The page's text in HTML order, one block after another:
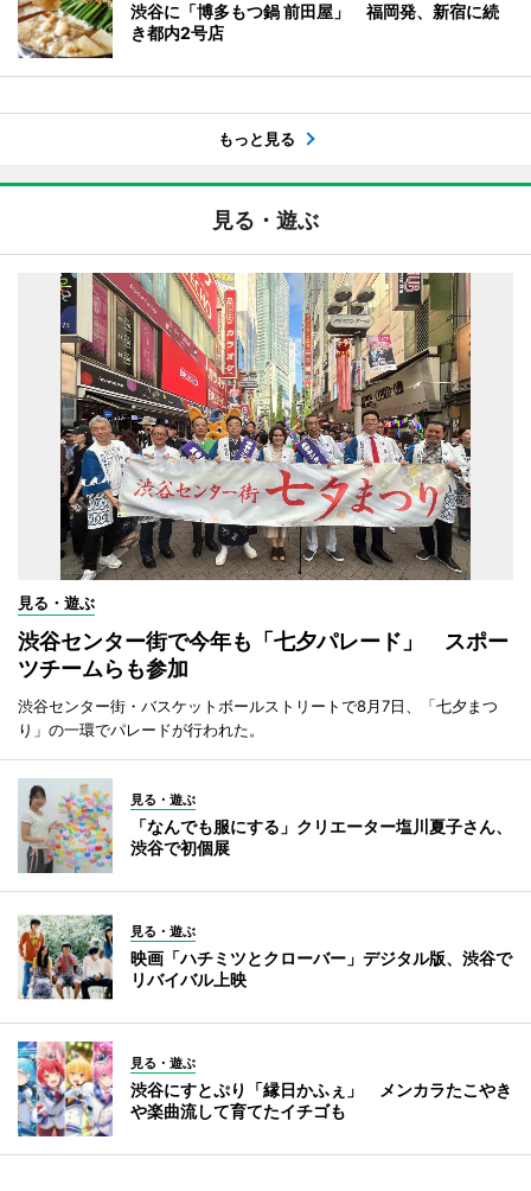
渋谷に「博多もつ鍋 前田屋」 福岡発、新宿に続
き都内2号店
もっと見る
見る・遊ぶ
見る・遊ぶ
渋谷センター街で今年も「七夕パレード」 スポー
ツチームらも参加
渋谷センター街・バスケットボールストリートで8月7日、「七夕まつ
り」の一環でパレードが行われた。
見る・遊ぶ
「なんでも服にする」クリエーター塩川夏子さん、
渋谷で初個展
見る・遊ぶ
映画「ハチミツとクローバー」デジタル版、渋谷で
リバイバル上映
見る・遊ぶ
渋谷にすとぷり「縁日かふぇ」 メンカラたこやき
や楽曲流して育てたイチゴも